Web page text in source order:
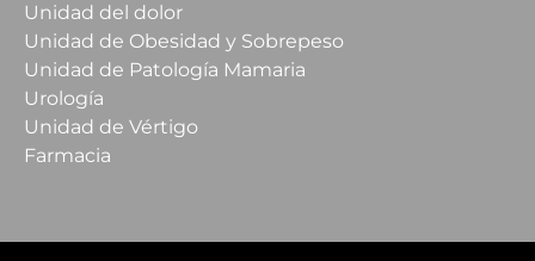
Unidad del dolor
Unidad de Obesidad y Sobrepeso
Unidad de Patología Mamaria
Urología
Unidad de Vértigo
Farmacia